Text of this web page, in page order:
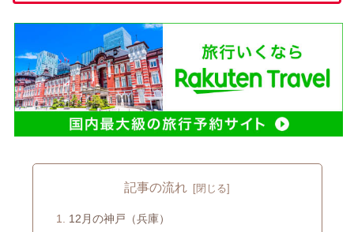
記事の流れ
12月の神戸（兵庫）